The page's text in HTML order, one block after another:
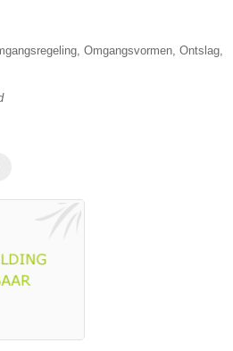
Omgangsvormen, Ontslag,